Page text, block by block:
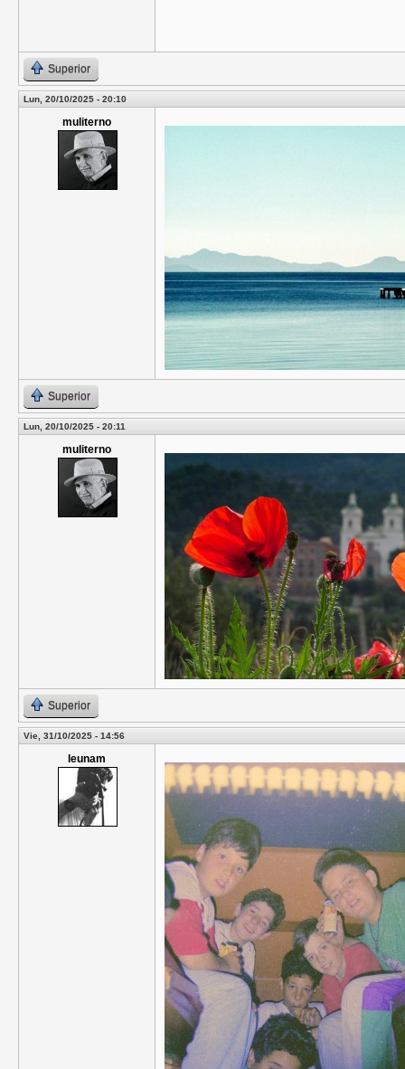
Superior
Lun, 20/10/2025 - 20:10
muliterno
Superior
Lun, 20/10/2025 - 20:11
muliterno
Superior
Vie, 31/10/2025 - 14:56
leunam